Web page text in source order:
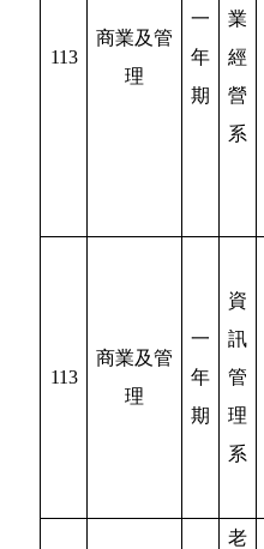
113
商業及管
理
一
年
期
業
經
營
系
113
商業及管
理
一
年
期
資
訊
管
理
系
老